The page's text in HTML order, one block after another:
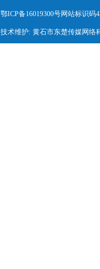
鄂ICP备16019300号网站标识码
技术维护: 黄石市东楚传媒网络